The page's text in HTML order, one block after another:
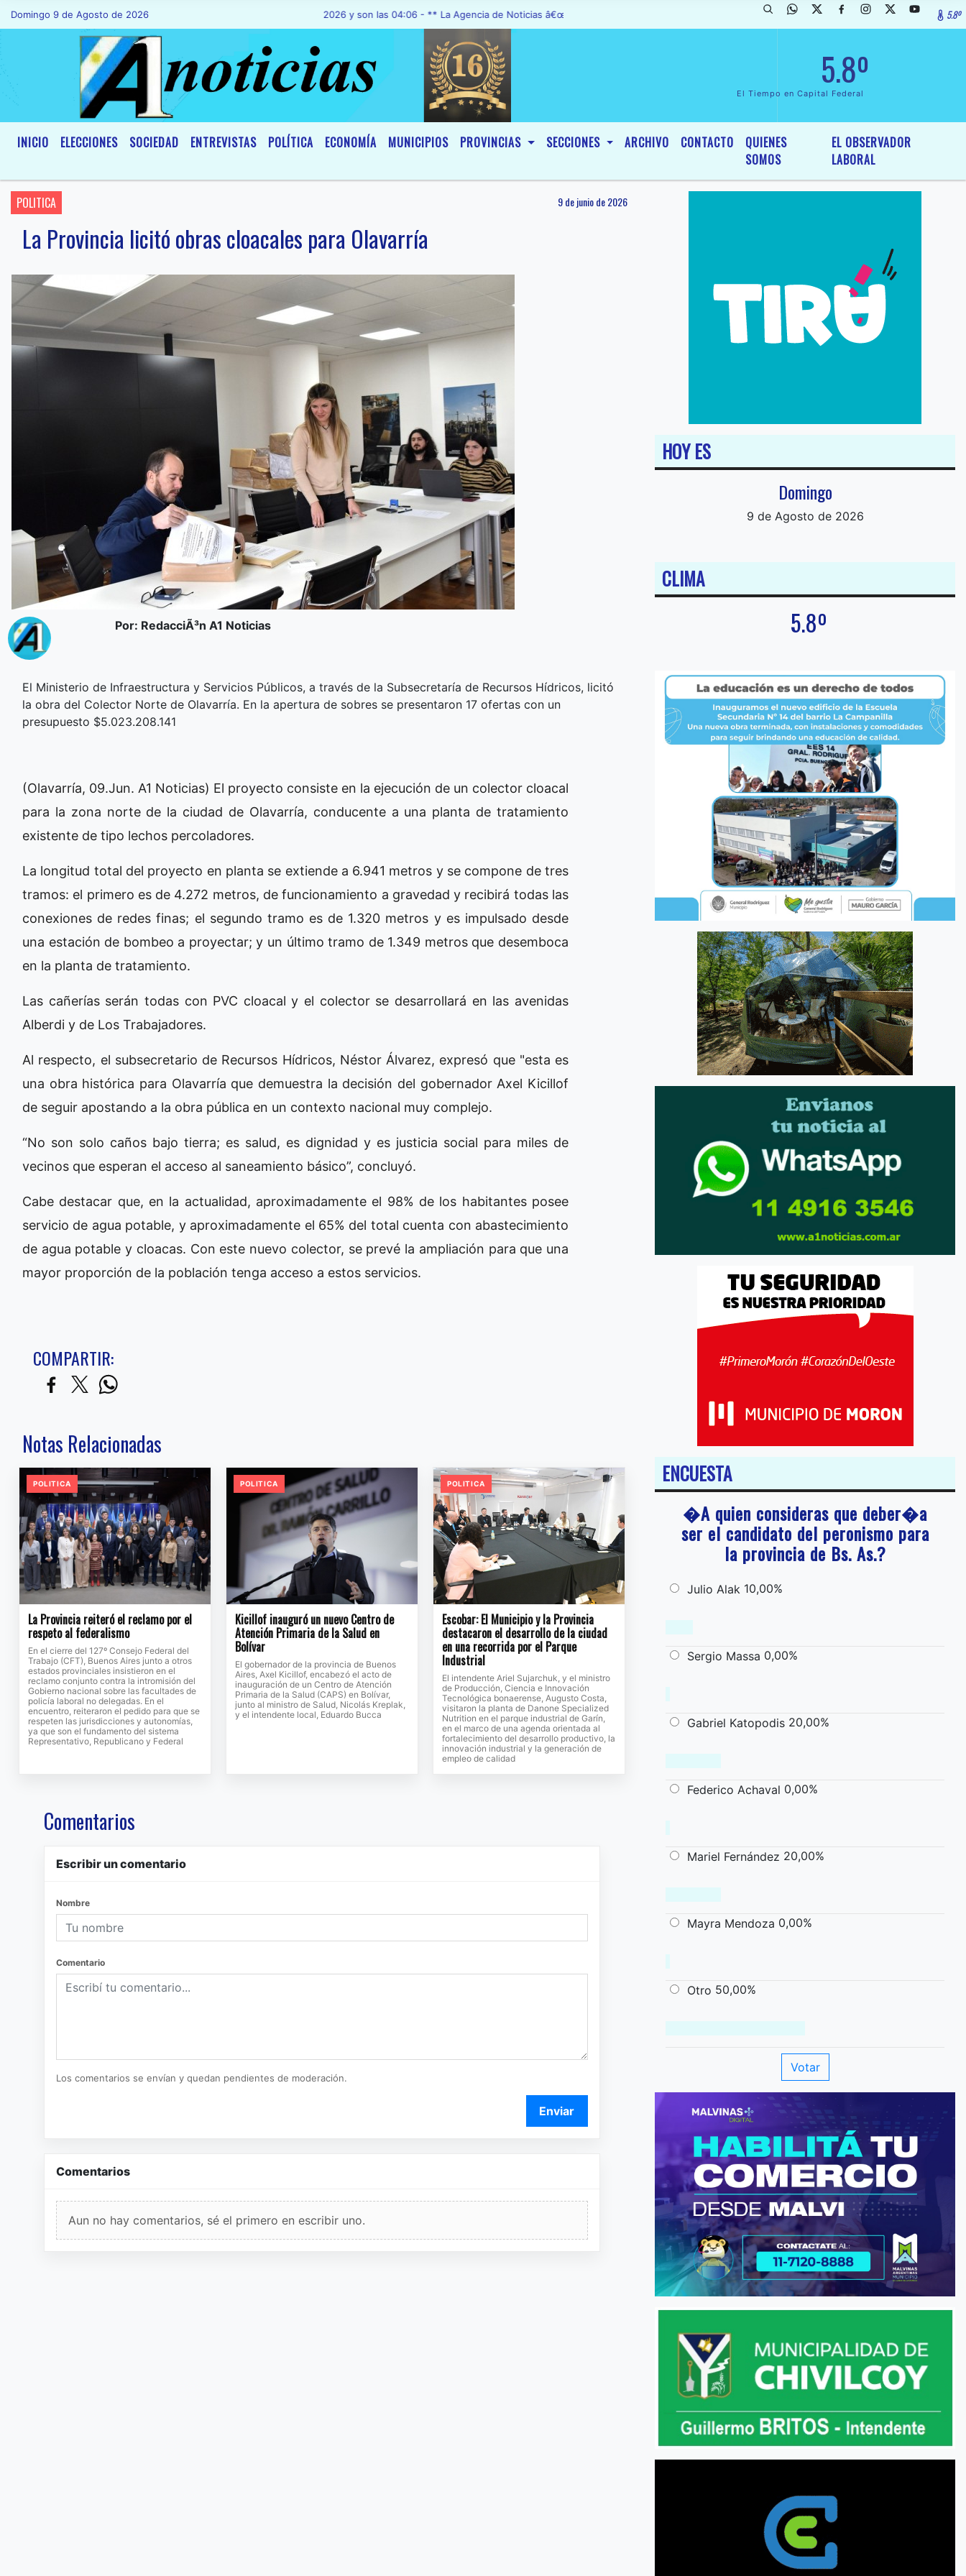
Domingo 9 de Agosto de 2026Hoy es Domingo 9 de Agosto de 2026 y son las 04:06 - ** La Agencia de Noticias â€œA1 Noticiasâ€, fue declarada de InterÃ©s General y Legislativo, por Ordenanza NÂº 6236/19 del5.8º
5.8º
El Tiempo en Capital Federal
INICIO ELECCIONES SOCIEDAD ENTREVISTAS POLÍTICA ECONOMÍA MUNICIPIOS PROVINCIAS SECCIONES ARCHIVO CONTACTO
QUIENES
SOMOS
EL OBSERVADOR
LABORAL
POLITICA 9 de junio de 2026
La Provincia licitó obras cloacales para Olavarría
Por: RedacciÃ³n A1 Noticias
El Ministerio de Infraestructura y Servicios Públicos, a través de la Subsecretaría de Recursos Hídricos, licitó
la obra del Colector Norte de Olavarría. En la apertura de sobres se presentaron 17 ofertas con un
presupuesto $5.023.208.141
(Olavarría, 09.Jun. A1 Noticias) El proyecto consiste en la ejecución de un colector cloacal
para la zona norte de la ciudad de Olavarría, conducente a una planta de tratamiento
existente de tipo lechos percoladores.
La longitud total del proyecto en planta se extiende a 6.941 metros y se compone de tres
tramos: el primero es de 4.272 metros, de funcionamiento a gravedad y recibirá todas las
conexiones de redes finas; el segundo tramo es de 1.320 metros y es impulsado desde
una estación de bombeo a proyectar; y un último tramo de 1.349 metros que desemboca
en la planta de tratamiento.
Las cañerías serán todas con PVC cloacal y el colector se desarrollará en las avenidas
Alberdi y de Los Trabajadores.
Al respecto, el subsecretario de Recursos Hídricos, Néstor Álvarez, expresó que "esta es
una obra histórica para Olavarría que demuestra la decisión del gobernador Axel Kicillof
de seguir apostando a la obra pública en un contexto nacional muy complejo.
“No son solo caños bajo tierra; es salud, es dignidad y es justicia social para miles de
vecinos que esperan el acceso al saneamiento básico”, concluyó.
Cabe destacar que, en la actualidad, aproximadamente el 98% de los habitantes posee
servicio de agua potable, y aproximadamente el 65% del total cuenta con abastecimiento
de agua potable y cloacas. Con este nuevo colector, se prevé la ampliación para que una
mayor proporción de la población tenga acceso a estos servicios.
COMPARTIR:
Notas Relacionadas
POLITICA
La Provincia reiteró el reclamo por el
respeto al federalismo
En el cierre del 127º Consejo Federal del
Trabajo (CFT), Buenos Aires junto a otros
estados provinciales insistieron en el
reclamo conjunto contra la intromisión del
Gobierno nacional sobre las facultades de
policía laboral no delegadas. En el
encuentro, reiteraron el pedido para que se
respeten las jurisdicciones y autonomías,
ya que son el fundamento del sistema
Representativo, Republicano y Federal
POLITICA
Kicillof inauguró un nuevo Centro de
Atención Primaria de la Salud en
Bolívar
El gobernador de la provincia de Buenos
Aires, Axel Kicillof, encabezó el acto de
inauguración de un Centro de Atención
Primaria de la Salud (CAPS) en Bolívar,
junto al ministro de Salud, Nicolás Kreplak,
y el intendente local, Eduardo Bucca
POLITICA
Escobar: El Municipio y la Provincia
destacaron el desarrollo de la ciudad
en una recorrida por el Parque
Industrial
El intendente Ariel Sujarchuk, y el ministro
de Producción, Ciencia e Innovación
Tecnológica bonaerense, Augusto Costa,
visitaron la planta de Danone Specialized
Nutrition en el parque industrial de Garín,
en el marco de una agenda orientada al
fortalecimiento del desarrollo productivo, la
innovación industrial y la generación de
empleo de calidad
Comentarios
Escribir un comentario
Nombre
Comentario
Los comentarios se envían y quedan pendientes de moderación.
Enviar
Comentarios
Aun no hay comentarios, sé el primero en escribir uno.
HOY ES
Domingo
9 de Agosto de 2026
CLIMA
5.8º
ENCUESTA
�A quien consideras que deber�a
ser el candidato del peronismo para
la provincia de Bs. As.?
Julio Alak 10,00%
Sergio Massa 0,00%
Gabriel Katopodis 20,00%
Federico Achaval 0,00%
Mariel Fernández 20,00%
Mayra Mendoza 0,00%
Otro 50,00%